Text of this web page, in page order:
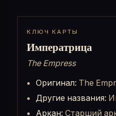
КЛЮЧ КАРТЫ
Императрица
The Empress
Оригинал: The
Другие названия:
Аркан: Старший